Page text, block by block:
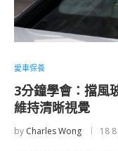
愛車保養
3分鐘學會：擋風
維持清晰視覺
by Charles Wong 18